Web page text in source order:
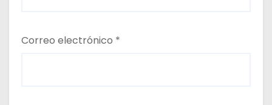
Correo electrónico *